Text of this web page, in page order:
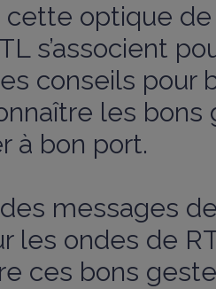
cette optique
s’associent
conseils pour
les bons
à bon port.
des messages
les ondes de
ces bons